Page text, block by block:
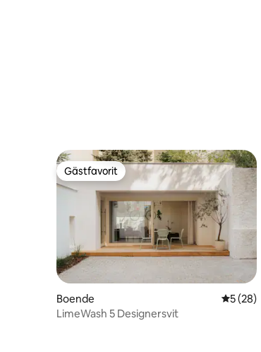
Gästfavorit
Gästfavorit
Boende 5 av 5 i
5 (28)
LimeWash 5 Designersvit